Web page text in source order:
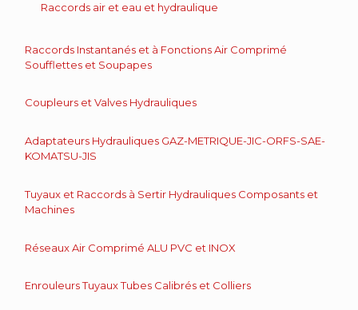
Raccords air et eau et hydraulique
Raccords Instantanés et à Fonctions Air Comprimé
Soufflettes et Soupapes
Coupleurs et Valves Hydrauliques
Adaptateurs Hydrauliques GAZ-METRIQUE-JIC-ORFS-SAE-
KOMATSU-JIS
Tuyaux et Raccords à Sertir Hydrauliques Composants et
Machines
Réseaux Air Comprimé ALU PVC et INOX
Enrouleurs Tuyaux Tubes Calibrés et Colliers